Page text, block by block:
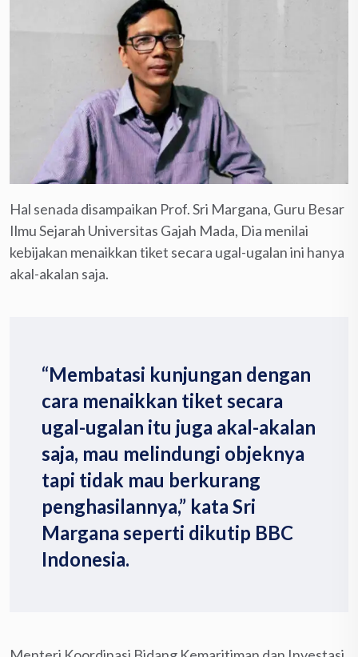
Hal senada disampaikan Prof. Sri Margana, Guru Besar
Ilmu Sejarah Universitas Gajah Mada, Dia menilai
kebijakan menaikkan tiket secara ugal-ugalan ini hanya
akal-akalan saja.
“Membatasi kunjungan dengan
cara menaikkan tiket secara
ugal-ugalan itu juga akal-akalan
saja, mau melindungi objeknya
tapi tidak mau berkurang
penghasilannya,” kata Sri
Margana seperti dikutip BBC
Indonesia.